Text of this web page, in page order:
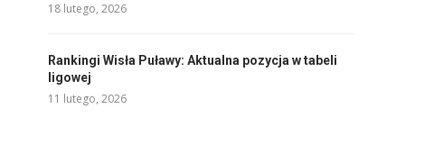
18 lutego, 2026
Rankingi Wisła Puławy: Aktualna pozycja w tabeli
ligowej
11 lutego, 2026